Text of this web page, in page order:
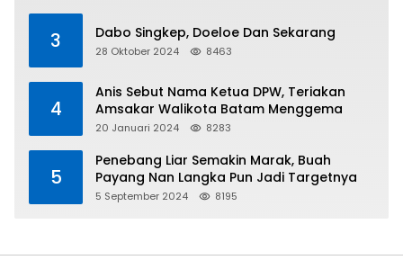
3 Dabo Singkep, Doeloe Dan Sekarang
28 Oktober 2024 8463
4
Anis Sebut Nama Ketua DPW, Teriakan
Amsakar Walikota Batam Menggema
20 Januari 2024 8283
5
Penebang Liar Semakin Marak, Buah
Payang Nan Langka Pun Jadi Targetnya
5 September 2024 8195